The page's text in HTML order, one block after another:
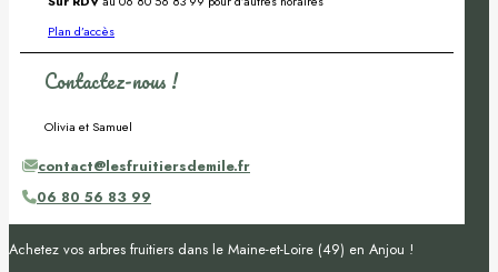
Plan d’accès
Contactez-nous !
Olivia et Samuel
contact@lesfruitiersdemile.fr
06 80 56 83 99
Achetez vos arbres fruitiers dans le Maine-et-Loire (49) en Anjou !